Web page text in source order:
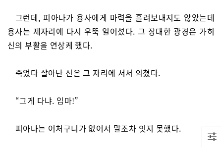
그런데, 피아나가 용사에게 마력을 흘려보내지도 않았는데
용사는 제자리에 다시 우뚝 일어섰다. 그 장대한 광경은 가히
신의 부활을 연상케 했다.
죽었다 살아난 신은 그 자리에 서서 외쳤다.
“그게 다냐. 임마!”
피아나는 어처구니가 없어서 말조차 잇지 못했다.